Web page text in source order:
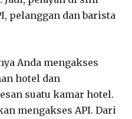
pelanggan dan barista
Anda mengakses
hotel dan
suatu kamar hotel.
mengakses API. Dari